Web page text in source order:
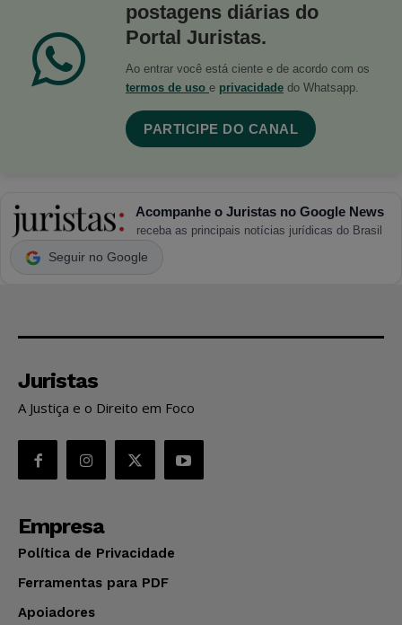
postagens diárias do
Portal Juristas.
Ao entrar você está ciente e de acordo com os
termos de uso e privacidade do Whatsapp.
PARTICIPE DO CANAL
Acompanhe o Juristas no Google News
receba as principais notícias jurídicas do Brasil
Seguir no Google
Juristas
A Justiça e o Direito em Foco
Empresa
Política de Privacidade
Ferramentas para PDF
Apoiadores